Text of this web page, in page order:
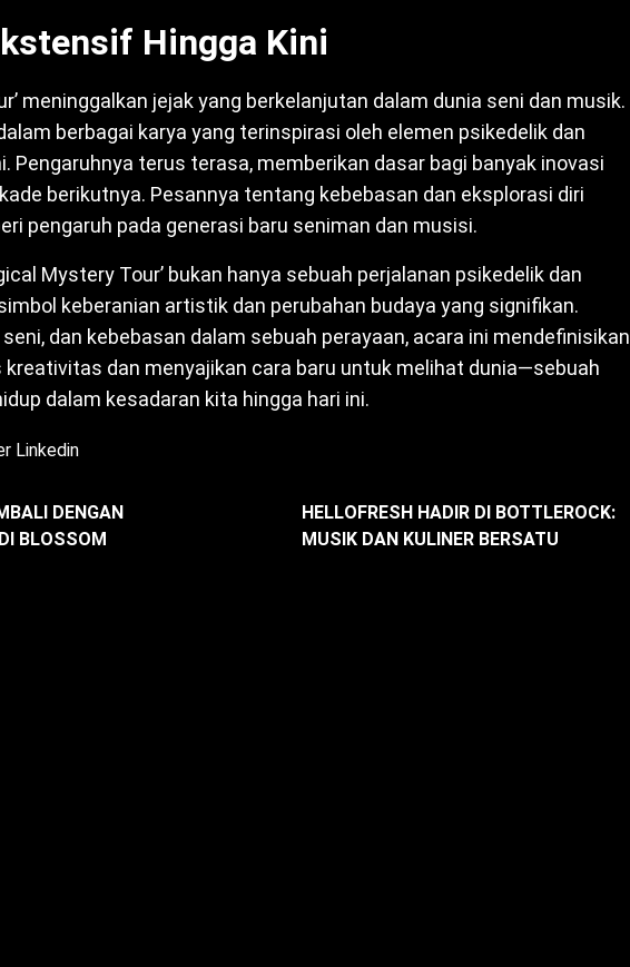
Hingga Kini
meninggalkan jejak yang berkelanjutan dalam dunia seni dan musik.
berbagai karya yang terinspirasi oleh elemen psikedelik dan
Pengaruhnya terus terasa, memberikan dasar bagi banyak inovasi
berikutnya. Pesannya tentang kebebasan dan eksplorasi diri
pengaruh pada generasi baru seniman dan musisi.
Mystery Tour’ bukan hanya sebuah perjalanan psikedelik dan
keberanian artistik dan perubahan budaya yang signifikan.
dan kebebasan dalam sebuah perayaan, acara ini mendefinisikan
dan menyajikan cara baru untuk melihat dunia—sebuah
dalam kesadaran kita hingga hari ini.
Linkedin
DENGAN
BLOSSOM
HELLOFRESH HADIR DI BOTTLEROCK:
MUSIK DAN KULINER BERSATU